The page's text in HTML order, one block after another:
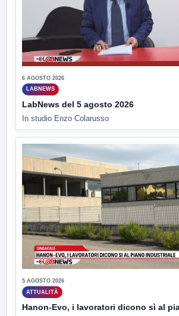
6 AGOSTO 2026
LABNEWS
LabNews del 5 agosto 2026
In studio Enzo Colarusso
5 AGOSTO 2026
ATTUALITÀ
Hanon-Evo, i lavoratori dicono sì al